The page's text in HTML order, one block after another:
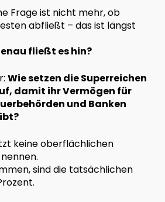
Frage ist nicht mehr, ob
abfließt – das ist längst
fließt es hin?
Wie setzen die Superreichen
damit ihr Vermögen für
und Banken
keine oberflächlichen
sind die tatsächlichen